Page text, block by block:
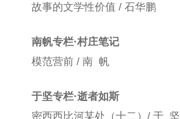
故事的文学性价值 / 石华鹏
南帆专栏·村庄笔记
模范营前 / 南 帆
于坚专栏·逝者如斯
密西西比河某处（十二）/ 于 坚